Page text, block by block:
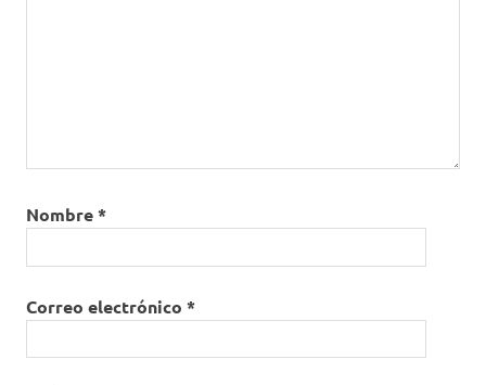
Nombre*
Correo electrónico *